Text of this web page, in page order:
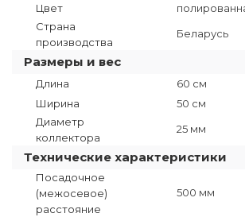
Цвет
Страна
производства
Беларусь
Размеры и вес
Длина
60 см
Ширина
50 см
Диаметр
коллектора
25 мм
Технические характеристики
Посадочное
(межосевое)
расстояние
500 мм